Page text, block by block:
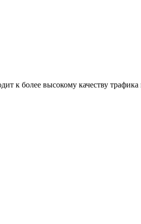
к более высокому качеству трафика